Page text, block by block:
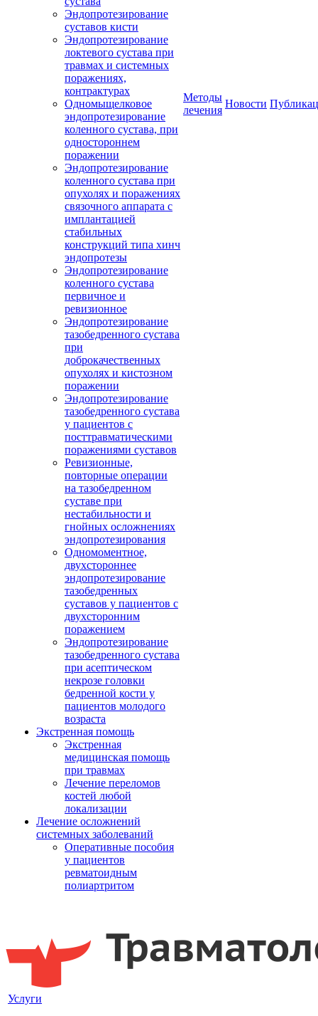
Эндопротезирование
суставов кисти
Эндопротезирование
локтевого сустава при
травмах и системных
поражениях,
контрактурах
Одномыщелковое
эндопротезирование
коленного сустава, при
одностороннем
поражении
Эндопротезирование
коленного сустава при
опухолях и поражениях
связочного аппарата с
имплантацией
стабильных
конструкций типа хинч
эндопротезы
Эндопротезирование
коленного сустава
первичное и
ревизионное
Эндопротезирование
тазобедренного сустава
при
доброкачественных
опухолях и кистозном
поражении
Эндопротезирование
тазобедренного сустава
у пациентов с
посттравматическими
поражениями суставов
Ревизионные,
повторные операции
на тазобедренном
суставе при
нестабильности и
гнойных осложнениях
эндопротезирования
Одномоментное,
двухстороннее
эндопротезирование
тазобедренных
суставов у пациентов с
двухсторонним
поражением
Эндопротезирование
тазобедренного сустава
при асептическом
некрозе головки
бедренной кости у
пациентов молодого
возраста
Экстренная помощь
Экстренная
медицинская помощь
при травмах
Лечение переломов
костей любой
локализации
Лечение осложнений
системных заболеваний
Оперативные пособия
у пациентов
ревматоидным
полиартритом
Методы
лечения
Новости
Услуги